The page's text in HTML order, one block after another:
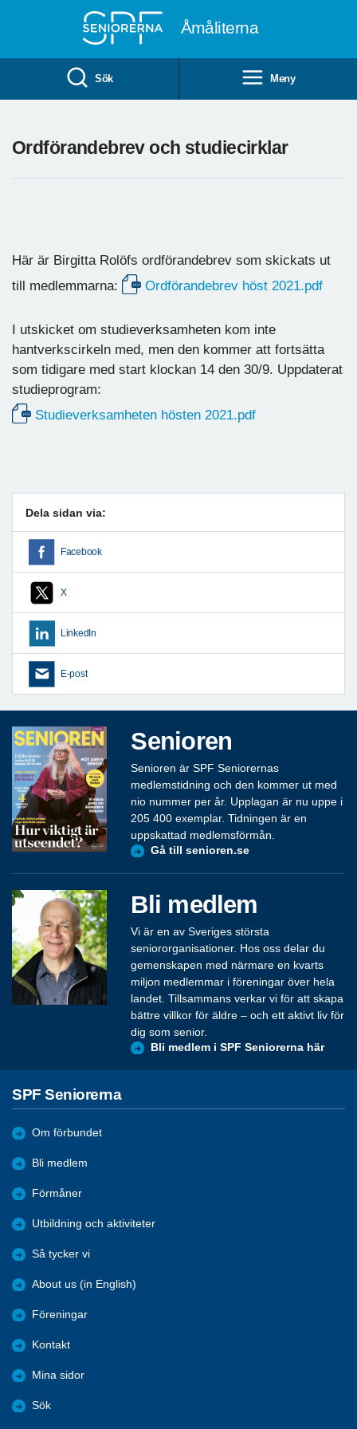
Åmåliterna
Sök Meny
Ordförandebrev och studiecirklar
Här är Birgitta Rolöfs ordförandebrev som skickats ut
till medlemmarna:
Ordförandebrev höst 2021.pdf
I utskicket om studieverksamheten kom inte
hantverkscirkeln med, men den kommer att fortsätta
som tidigare med start klockan 14 den 30/9. Uppdaterat
studieprogram:
Studieverksamheten hösten 2021.pdf
Dela sidan via:
Facebook
X
LinkedIn
E-post
Senioren
Senioren är SPF Seniorernas
medlemstidning och den kommer ut med
nio nummer per år. Upplagan är nu uppe i
205 400 exemplar. Tidningen är en
uppskattad medlemsförmån.
Gå till senioren.se
Bli medlem
Vi är en av Sveriges största
seniororganisationer. Hos oss delar du
gemenskapen med närmare en kvarts
miljon medlemmar i föreningar över hela
landet. Tillsammans verkar vi för att skapa
bättre villkor för äldre – och ett aktivt liv för
dig som senior.
Bli medlem i SPF Seniorerna här
SPF Seniorerna
Om förbundet
Bli medlem
Förmåner
Utbildning och aktiviteter
Så tycker vi
About us (in English)
Föreningar
Kontakt
Mina sidor
Sök